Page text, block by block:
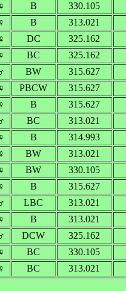
♀ B
330.105
♀ B
313.021
♀ DC
325.162
♀ BC
325.162
BW
315.627
♀ PBCW
315.627
♀ B
315.627
BC
313.021
♀ B
314.993
♀ BW
313.021
♀ BW
330.105
♀ B
315.627
LBC
313.021
♀ B
313.021
DCW
325.162
♀ BC
330.105
♀ BC 313.021